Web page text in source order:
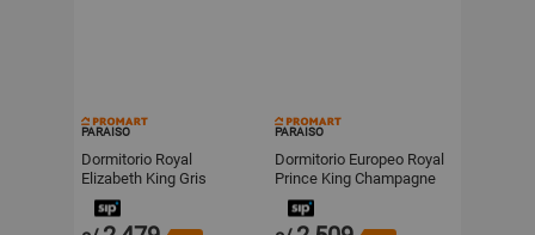
PARAISO
Dormitorio Royal
Elizabeth King Gris
Paraiso
PARAISO
Dormitorio Europeo Royal
Prince King Champagne
Paraiso